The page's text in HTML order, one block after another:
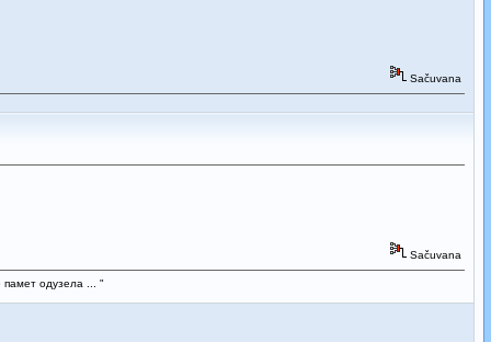
Sačuvana
Sačuvana
памет одузела ... "